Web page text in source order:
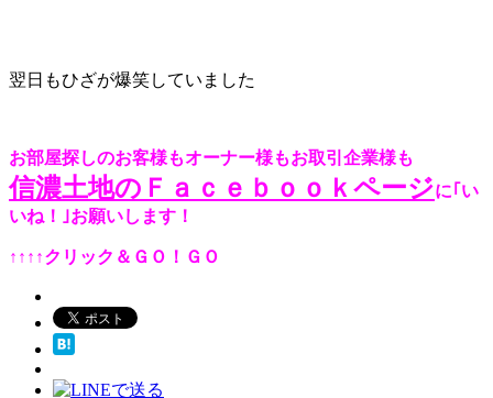
翌日もひざが爆笑していました
お部屋探しのお客様もオーナー様もお取引企業様も
信濃土地のＦａｃｅｂｏｏｋページに｢い
いね！｣お願いします！
↑↑↑↑クリック＆ＧＯ！ＧＯ